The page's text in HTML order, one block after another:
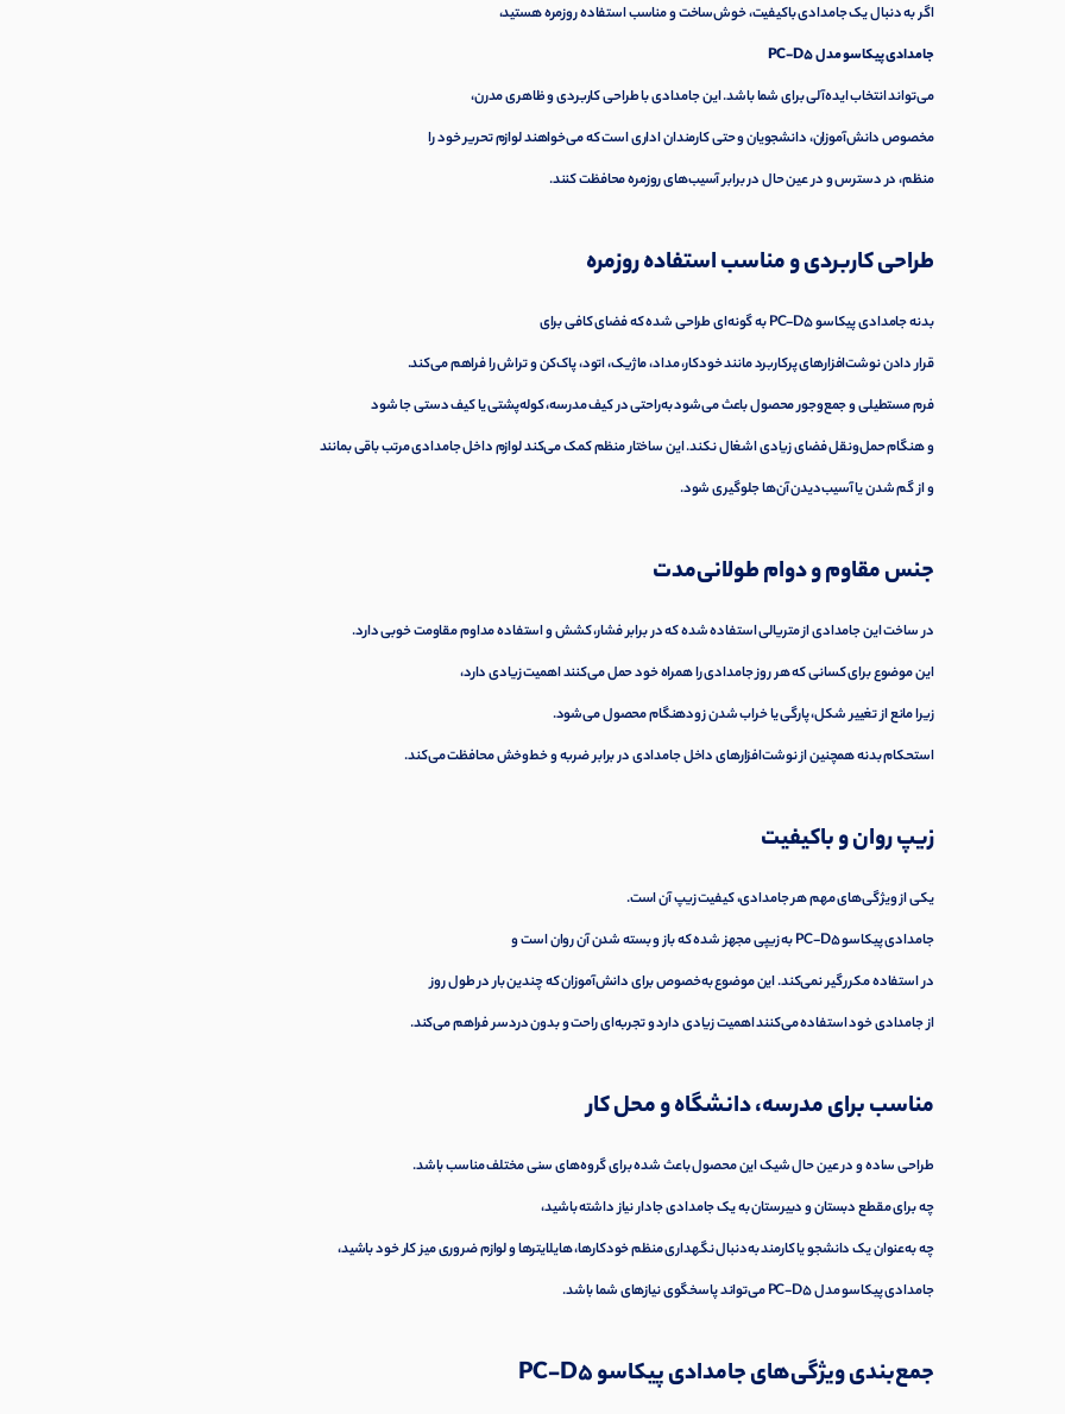
اگر به دنبال یک جامدادی باکیفیت، خوش‌ساخت و مناسب استفاده روزمره هستید،
جامدادی پیکاسو مدل PC-D5
می‌تواند انتخاب ایده‌آلی برای شما باشد. این جامدادی با طراحی کاربردی و ظاهری مدرن،
مخصوص دانش‌آموزان، دانشجویان و حتی کارمندان اداری است که می‌خواهند لوازم تحریر خود را
منظم، در دسترس و در عین حال در برابر آسیب‌های روزمره محافظت کنند.
طراحی کاربردی و مناسب استفاده روزمره
بدنه‌ جامدادی پیکاسو PC-D5 به گونه‌ای طراحی شده که فضای کافی برای
قرار دادن نوشت‌افزارهای پرکاربرد مانند خودکار، مداد، ماژیک، اتود، پاک‌کن و تراش را فراهم می‌کند.
فرم مستطیلی و جمع‌وجور محصول باعث می‌شود به‌راحتی در کیف مدرسه، کوله‌پشتی یا کیف دستی جا شود
و هنگام حمل‌ونقل فضای زیادی اشغال نکند. این ساختار منظم کمک می‌کند لوازم داخل جامدادی مرتب باقی بمانند
و از گم شدن یا آسیب‌دیدن آن‌ها جلوگیری شود.
جنس مقاوم و دوام طولانی‌مدت
در ساخت این جامدادی از متریالی استفاده شده که در برابر فشار، کشش و استفاده مداوم مقاومت خوبی دارد.
این موضوع برای کسانی که هر روز جامدادی را همراه خود حمل می‌کنند اهمیت زیادی دارد،
زیرا مانع از تغییر شکل، پارگی یا خراب شدن زودهنگام محصول می‌شود.
استحکام بدنه همچنین از نوشت‌افزارهای داخل جامدادی در برابر ضربه و خط‌وخش محافظت می‌کند.
زیپ روان و باکیفیت
یکی از ویژگی‌های مهم هر جامدادی، کیفیت زیپ آن است.
جامدادی پیکاسو PC-D5 به زیپی مجهز شده که باز و بسته شدن آن روان است و
در استفاده مکرر گیر نمی‌کند. این موضوع به‌خصوص برای دانش‌آموزان که چندین بار در طول روز
از جامدادی خود استفاده می‌کنند اهمیت زیادی دارد و تجربه‌ای راحت و بدون دردسر فراهم می‌کند.
مناسب برای مدرسه، دانشگاه و محل کار
طراحی ساده و در عین حال شیک این محصول باعث شده برای گروه‌های سنی مختلف مناسب باشد.
چه برای مقطع دبستان و دبیرستان به یک جامدادی جادار نیاز داشته باشید،
چه به‌عنوان یک دانشجو یا کارمند به‌دنبال نگهداری منظم خودکارها، هایلایترها و لوازم ضروری میز کار خود باشید،
جامدادی پیکاسو مدل PC-D5 می‌تواند پاسخگوی نیازهای شما باشد.
جمع‌بندی ویژگی‌های جامدادی پیکاسو PC-D5